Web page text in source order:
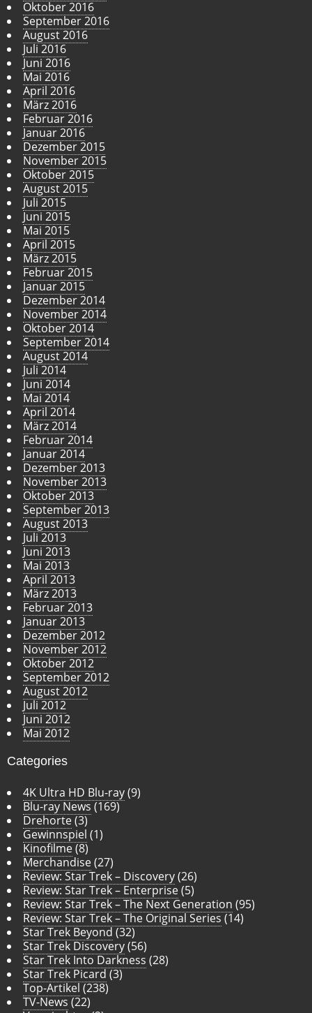
Oktober 2016
September 2016
August 2016
Juli 2016
Juni 2016
Mai 2016
April 2016
März 2016
Februar 2016
Januar 2016
Dezember 2015
November 2015
Oktober 2015
August 2015
Juli 2015
Juni 2015
Mai 2015
April 2015
März 2015
Februar 2015
Januar 2015
Dezember 2014
November 2014
Oktober 2014
September 2014
August 2014
Juli 2014
Juni 2014
Mai 2014
April 2014
März 2014
Februar 2014
Januar 2014
Dezember 2013
November 2013
Oktober 2013
September 2013
August 2013
Juli 2013
Juni 2013
Mai 2013
April 2013
März 2013
Februar 2013
Januar 2013
Dezember 2012
November 2012
Oktober 2012
September 2012
August 2012
Juli 2012
Juni 2012
Mai 2012
Categories
4K Ultra HD Blu-ray(9)
Blu-ray News (169)
Drehorte(3)
Gewinnspiel (1)
Kinofilme(8)
Merchandise(27)
Review: Star Trek – Discovery(26)
Review: Star Trek – Enterprise(5)
Review: Star Trek – The Next Generation (95)
Review: Star Trek – The Original Series (14)
Star Trek Beyond (32)
Star Trek Discovery(56)
Star Trek Into Darkness (28)
Star Trek Picard (3)
Top-Artikel (238)
TV-News (22)